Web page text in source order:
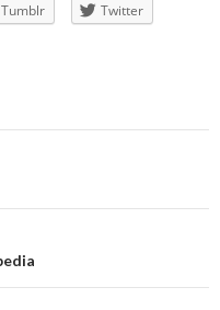
Tumblr
Twitter